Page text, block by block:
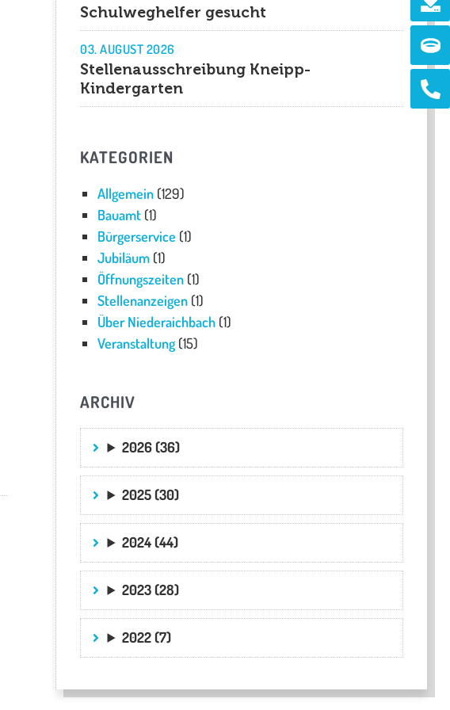
Schulweghelfer gesucht
03. AUGUST 2026
Stellenausschreibung Kneipp-
Kindergarten
KATEGORIEN
Allgemein(129)
Bauamt(1)
Bürgerservice (1)
Jubiläum(1)
Öffnungszeiten(1)
Stellenanzeigen(1)
Über Niederaichbach(1)
Veranstaltung(15)
ARCHIV
2026 (36)
2025 (30)
2024 (44)
2023 (28)
2022 (7)
alt